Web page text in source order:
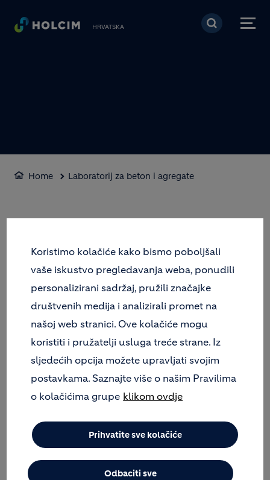
Skoči na glavni sadržaj
HRVATSKA
Home Laboratorij za beton i agregate
AGREGATE
Igor Bobić
Voditelj laboratorija za
betone i agregate
Koromačno 7b
HR - 52222 Koromačno
Tel: 385 52 876 963
Fax: 385 52 876 811
Mob 385 98 419 688
Koristimo kolačiće kako bismo poboljšali
vaše iskustvo pregledavanja weba, ponudili
personalizirani sadržaj, pružili značajke
društvenih medija i analizirali promet na
našoj web stranici. Ove kolačiće mogu
koristiti i pružatelji usluga treće strane. Iz
sljedećih opcija možete upravljati svojim
postavkama. Saznajte više o našim Pravilima
o kolačićima grupe klikom ovdje
Prihvatite sve kolačiće
Odbaciti sve